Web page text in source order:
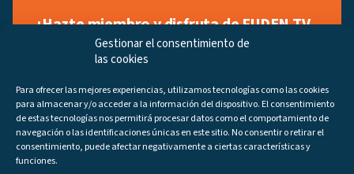
Gestionar el consentimiento de
las cookies
Para ofrecer las mejores experiencias, utilizamos tecnologías como las cookies
para almacenar y/o acceder a la información del dispositivo. El consentimiento
de estas tecnologías nos permitirá procesar datos como el comportamiento de
navegación o las identificaciones únicas en este sitio. No consentir o retirar el
consentimiento, puede afectar negativamente a ciertas características y
funciones.
¡Hazte miembro y disfruta de FUDEN TV
a tu manera!
Regístrate ahora gratuitamente y marca tus videos
los últimos programas disponibles.
Regístrate ahora